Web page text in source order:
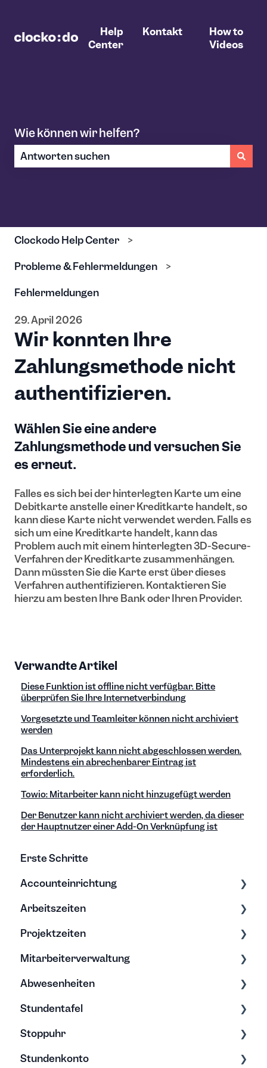
Help
Center
Kontakt
How to
Videos
Wie können wir helfen?
Clockodo Help Center
Probleme & Fehlermeldungen
Fehlermeldungen
29. April 2026
Wir konnten Ihre
Zahlungsmethode nicht
authentifizieren.
Wählen Sie eine andere
Zahlungsmethode und versuchen Sie
es erneut.
Falles es sich bei der hinterlegten Karte um eine
Debitkarte anstelle einer Kreditkarte handelt, so
kann diese Karte nicht verwendet werden. Falls es
sich um eine Kreditkarte handelt, kann das
Problem auch mit einem hinterlegten 3D-Secure-
Verfahren der Kreditkarte zusammenhängen.
Dann müssten Sie die Karte erst über dieses
Verfahren authentifizieren. Kontaktieren Sie
hierzu am besten Ihre Bank oder Ihren Provider.
Verwandte Artikel
Diese Funktion ist offline nicht verfügbar. Bitte
überprüfen Sie Ihre Internetverbindung
Vorgesetzte und Teamleiter können nicht archiviert
werden
Das Unterprojekt kann nicht abgeschlossen werden.
Mindestens ein abrechenbarer Eintrag ist
erforderlich.
Towio: Mitarbeiter kann nicht hinzugefügt werden
Der Benutzer kann nicht archiviert werden, da dieser
der Hauptnutzer einer Add-On Verknüpfung ist
Erste Schritte
Accounteinrichtung
Einstellungen
Export/Import & Backups
Hilfe & Tipps
Arbeitszeiten
Zeiten erfassen
Zeiten bearbeiten
Projektzeiten
Erfassung & Bearbeitung
Projektberichte
Budgets
Mitarbeiterverwaltung
Bearbeitung & Archivierung
Soll-Arbeitszeit
Rechte
Passwort & Registrierung
Abwesenheiten
Allgemein
Urlaub
Elternzeit
Stundentafel
Erfassung & Bearbeitung
Stundentafel verstehen
Stoppuhr
Erfassung & Bearbeitung
Stundenkonto